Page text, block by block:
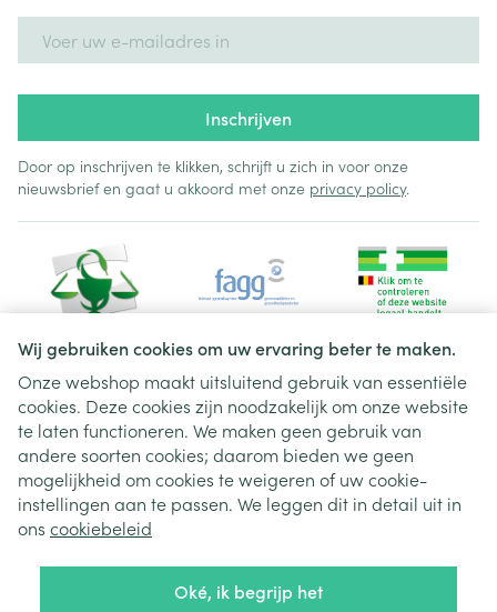
Wij gebruiken cookies om uw ervaring beter te maken.
Onze webshop maakt uitsluitend gebruik van essentiële
cookies. Deze cookies zijn noodzakelijk om onze website
te laten functioneren. We maken geen gebruik van
andere soorten cookies; daarom bieden we geen
mogelijkheid om cookies te weigeren of uw cookie-
instellingen aan te passen. We leggen dit in detail uit in
ons cookiebeleid
Oké, ik begrijp het
Inschrijven
Door op inschrijven te klikken, schrijft u zich in voor onze
nieuwsbrief en gaat u akkoord met onze privacy policy.
Juridische links